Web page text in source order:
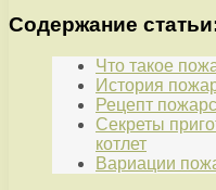
Содержание
Что такое
История
Рецепт
Секреты
котлет
Вариации